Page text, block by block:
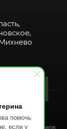
помочь
если умеханизмов